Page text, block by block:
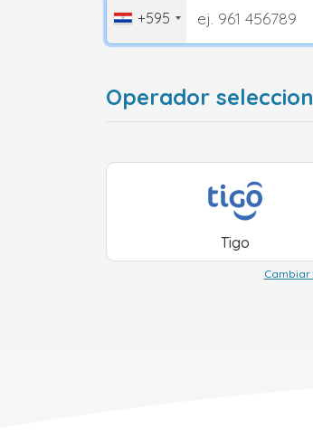
+595
Operador
Tigo